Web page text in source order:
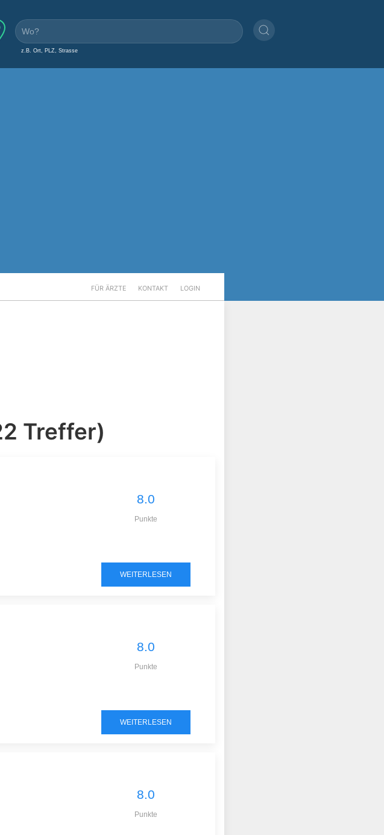
z.B. Ort, PLZ, Strasse
FÜR ÄRZTE KONTAKT LOGIN
Treffer)
8.0
Punkte
WEITERLESEN
8.0
Punkte
WEITERLESEN
8.0
Punkte